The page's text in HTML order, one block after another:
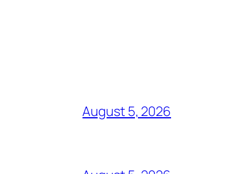
August 5, 2026